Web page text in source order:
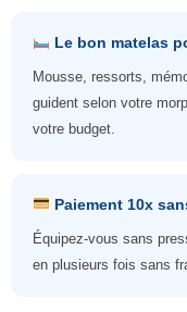
Le bon matelas
Mousse, ressorts,
guident selon votre
votre budget.
Paiement 10x
Équipez-vous sans
en plusieurs fois sans